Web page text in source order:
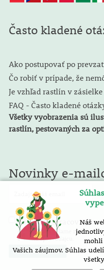
Často kladené
Ako postupovať po
Čo robiť v prípade, že
Je vzhľad rastlín v
FAQ - Často kladené
Všetky vyobrazenia sú
rastlín, pestovaných za
Novinky e-
Súhlasím sospracovaním
spravodaj zasielame zadarmo.
e-mailu spravodajcu.
Náš
mohli
Vašich záujmov. Súhlas